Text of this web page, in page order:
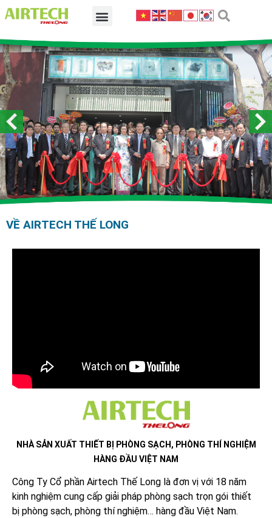
VỀ AIRTECH THẾ LONG
NHÀ SẢN XUẤT THIẾT BỊ PHÒNG SẠCH, PHÒNG THÍ NGHIỆM
HÀNG ĐẦU VIỆT NAM
Công Ty Cổ phần Airtech Thế Long là đơn vị với 18 năm
kinh nghiệm cung cấp giải pháp phòng sạch trọn gói thiết
bị phòng sạch, phòng thí nghiệm… hàng đầu Việt Nam.